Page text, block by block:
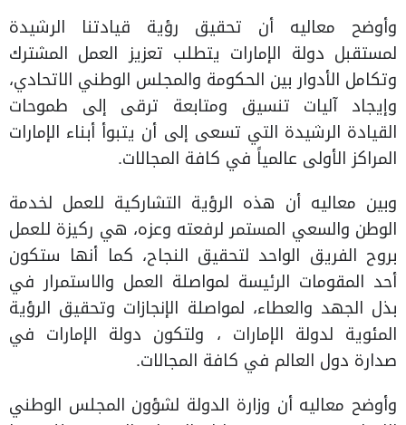
وأوضح معاليه أن تحقيق رؤية قيادتنا الرشيدة
لمستقبل دولة الإمارات يتطلب تعزيز العمل المشترك
وتكامل الأدوار بين الحكومة والمجلس الوطني الاتحادي،
وإيجاد آليات تنسيق ومتابعة ترقى إلى طموحات
القيادة الرشيدة التي تسعى إلى أن يتبوأ أبناء الإمارات
المراكز الأولى عالمياً في كافة المجالات.
وبين معاليه أن هذه الرؤية التشاركية للعمل لخدمة
الوطن والسعي المستمر لرفعته وعزه، هي ركيزة للعمل
بروح الفريق الواحد لتحقيق النجاح، كما أنها ستكون
أحد المقومات الرئيسة لمواصلة العمل والاستمرار في
بذل الجهد والعطاء، لمواصلة الإنجازات وتحقيق الرؤية
المئوية لدولة الإمارات ، ولتكون دولة الإمارات في
صدارة دول العالم في كافة المجالات.
وأوضح معاليه أن وزارة الدولة لشؤون المجلس الوطني